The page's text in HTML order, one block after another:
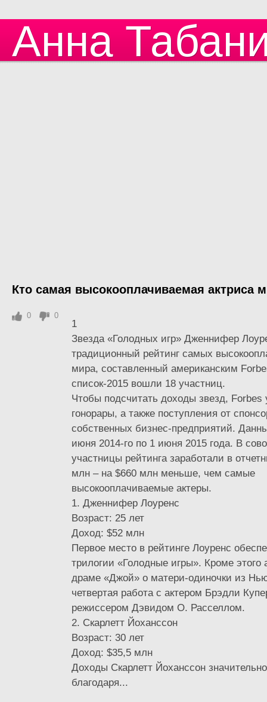
Анна
Кто самая высокооплачиваемая актриса
1
Звезда «Голодных игр» Дженнифер
традиционный рейтинг самых
мира, составленный американским
список-2015 вошли 18 участниц.
Чтобы подсчитать доходы звезд, Forbes
гонорары, а также поступления от
собственных бизнес-предприятий.
июня 2014-го по 1 июня 2015 года. В
участницы рейтинга заработали в
млн – на $660 млн меньше, чем самые
высокооплачиваемые актеры.
1. Дженнифер Лоуренс
Возраст: 25 лет
Доход: $52 млн
Первое место в рейтинге Лоуренс
трилогии «Голодные игры». Кроме этого
драме «Джой» о матери-одиночки из
четвертая работа с актером Брэдли
режиссером Дэвидом О. Расселлом.
2. Скарлетт Йоханссон
Возраст: 30 лет
Доход: $35,5 млн
Доходы Скарлетт Йоханссон
благодаря...
0 0